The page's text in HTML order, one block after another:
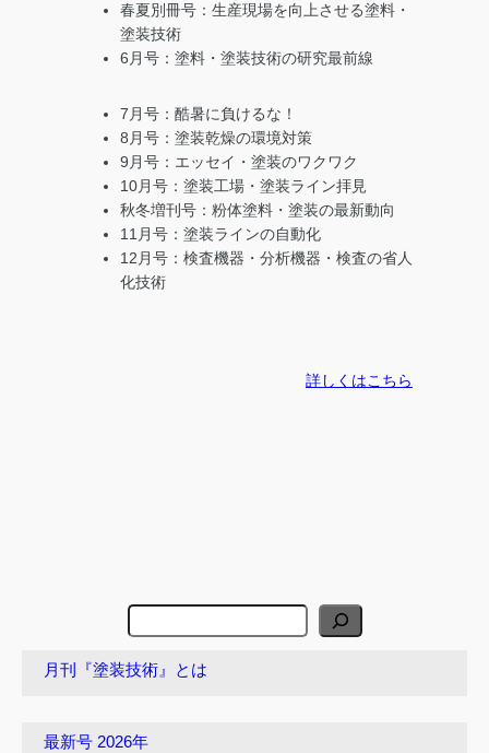
春夏別冊号：生産現場を向上させる塗料・
塗装技術
6月号：塗料・塗装技術の研究最前線
7月号：酷暑に負けるな！
8月号：塗装乾燥の環境対策
9月号：エッセイ・塗装のワクワク
10月号：塗装工場・塗装ライン拝見
秋冬増刊号：粉体塗料・塗装の最新動向
11月号：塗装ラインの自動化
12月号：検査機器・分析機器・検査の省人
化技術
詳しくはこちら
月刊『塗装技術』とは
最新号 2026年